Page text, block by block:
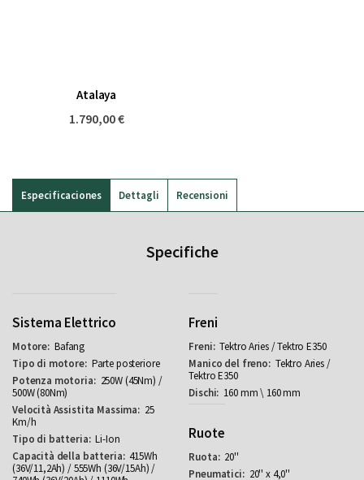
Atalaya
1.790,00 €
Especificaciones
Specifiche
Sistema Elettrico
Bafang
Parte posteriore
250W (45Nm) /
500W (80Nm)
25
Km/h
Li-Ion
415Wh
(36V/11,2Ah) / 555Wh (36V/15Ah) /
Freni
Tektro Aries / Tektro E350
Tektro Aries /
Tektro E350
160 mm \ 160 mm
Ruote
20''
20'' x 4,0''
Dettagli Recensioni